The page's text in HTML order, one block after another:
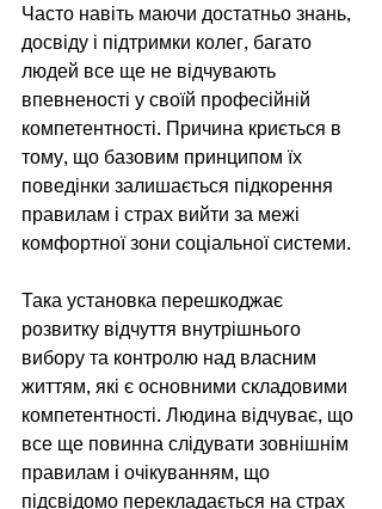
Часто навіть маючи достатньо знань,
досвіду і підтримки колег, багато
людей все ще не відчувають
впевненості у своїй професійній
компетентності. Причина криється в
тому, що базовим принципом їх
поведінки залишається підкорення
правилам і страх вийти за межі
комфортної зони соціальної системи.
Така установка перешкоджає
розвитку відчуття внутрішнього
вибору та контролю над власним
життям, які є основними складовими
компетентності. Людина відчуває, що
все ще повинна слідувати зовнішнім
правилам і очікуванням, що
підсвідомо перекладається на страх